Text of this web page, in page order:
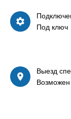
Под ключ
Выезд
Возможен